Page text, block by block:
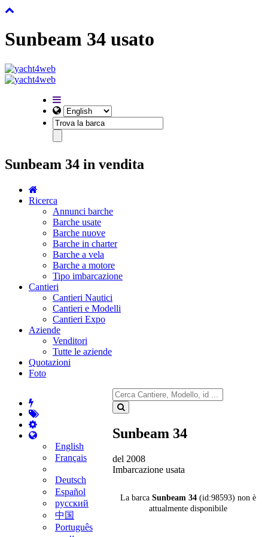
Sunbeam 34 usato
Sunbeam 34 in vendita
Ricerca
Annunci barche
Barche usate
Barche nuove
Barche in charter
Barche a vela
Barche a motore
Tipo imbarcazione
Cantieri
Cantieri Nautici
Cantieri e Modelli
Cantieri Expo
Aziende
Venditori
Tutte le aziende
Quotazioni
Foto
English
Français
Deutsch
Español
русский
中国
Português
Sunbeam 34
del 2008
Imbarcazione usata
La barca Sunbeam 34(id:98593) non è
attualmente disponibile